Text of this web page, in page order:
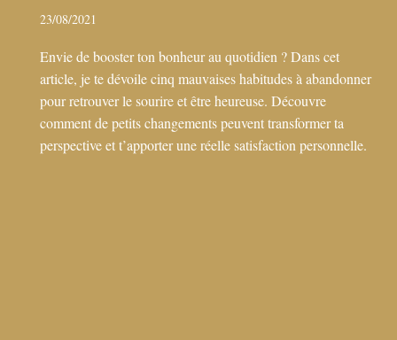
23/08/2021
Envie de booster ton bonheur au quotidien ? Dans cet
article, je te dévoile cinq mauvaises habitudes à abandonner
pour retrouver le sourire et être heureuse. Découvre
comment de petits changements peuvent transformer ta
perspective et t’apporter une réelle satisfaction personnelle.